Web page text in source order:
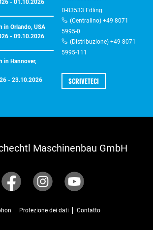
- 01.10.2026
in Orlando, USA
- 09.10.2026
in Hannover,
- 23.10.2026
D-83533 Edling
(Centralino) +49 8071
5995-0
(Distribuzione) +49 8071
5995-111
SCRIVETECI
Maschinenbau GmbH
Protezione dei dati Contatto